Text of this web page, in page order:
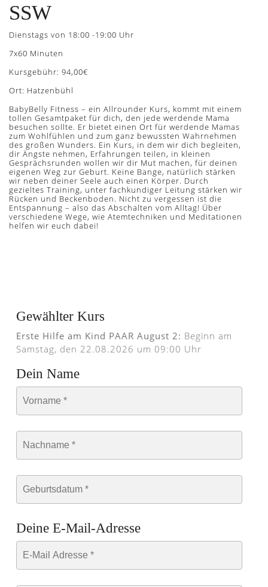
SSW
Dienstags von 18:00 -19:00 Uhr
7x60 Minuten
Kursgebühr: 94,00€
Ort: Hatzenbühl
BabyBelly Fitness – ein Allrounder Kurs, kommt mit einem
tollen Gesamtpaket für dich, den jede werdende Mama
besuchen sollte. Er bietet einen Ort für werdende Mamas
zum Wohlfühlen und zum ganz bewussten Wahrnehmen
des großen Wunders. Ein Kurs, in dem wir dich begleiten,
dir Ängste nehmen, Erfahrungen teilen, in kleinen
Gesprächsrunden wollen wir dir Mut machen, für deinen
eigenen Weg zur Geburt. Keine Bange, natürlich stärken
wir neben deiner Seele auch einen Körper. Durch
gezieltes Training, unter fachkundiger Leitung stärken wir
Rücken und Beckenboden. Nicht zu vergessen ist die
Entspannung – also das Abschalten vom Alltag! Über
verschiedene Wege, wie Atemtechniken und Meditationen
helfen wir euch dabei!
Gewählter Kurs
Erste Hilfe am Kind PAAR August 2: Beginn am
Samstag, den 22.08.2026 um 09:00 Uhr
Dein Name
Deine E-Mail-Adresse